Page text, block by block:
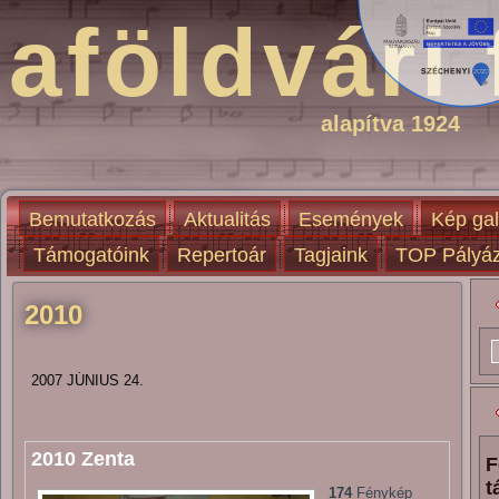
alapítva 1924
Bemutatkozás Aktualitás Események
Kép
Támogatóink
Repertoár Tagjaink TOP
2010
2007 JÚNIUS 24.
2010 Zenta
174 Fénykép